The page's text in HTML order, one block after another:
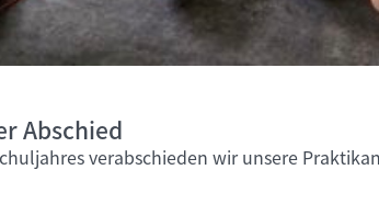
Abschied
verabschieden wir unsere